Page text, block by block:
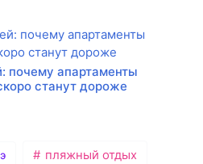
почему апартаменты
станут дороже
пляжный отдых